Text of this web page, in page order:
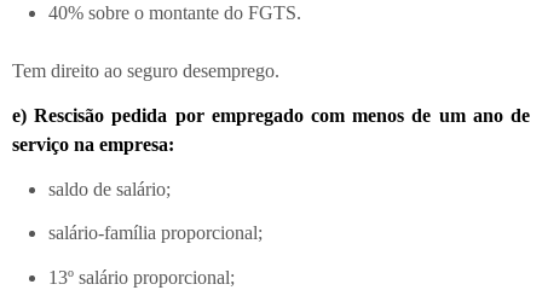
40% sobre o montante do FGTS.
Tem direito ao seguro desemprego.
e) Rescisão pedida por empregado com menos de um ano de
serviço na empresa:
saldo de salário;
salário-família proporcional;
13º salário proporcional;